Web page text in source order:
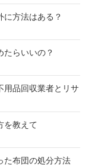
方法はある？
らいいの？
用品回収業者とリサ
を教えて
た布団の処分方法